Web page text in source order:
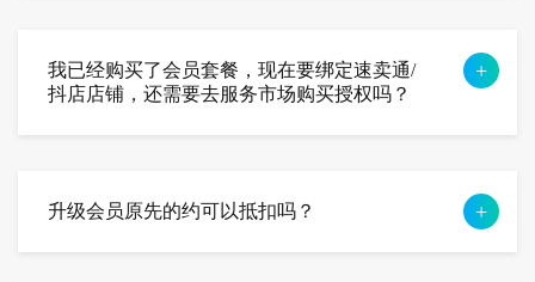
我已经购买了会员套餐，现在要绑定速卖通/
抖店店铺，还需要去服务市场购买授权吗？
升级会员原先的约可以抵扣吗？